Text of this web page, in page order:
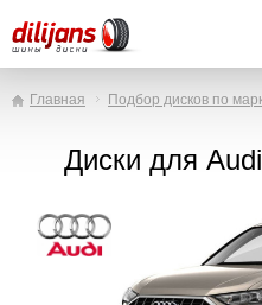
Главная Подбор дисков по
Диски для